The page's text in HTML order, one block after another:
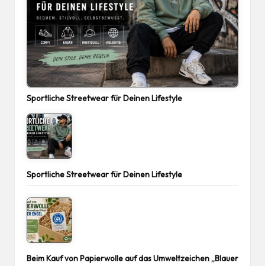
Sportliche Streetwear für Deinen Lifestyle
Sportliche Streetwear für Deinen Lifestyle
Beim Kauf von Papierwolle auf das Umweltzeichen „Blauer